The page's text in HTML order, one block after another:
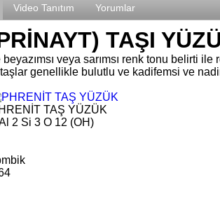
Video Tanıtım Yorumlar
TAŞI
veya sarımsı renk tonu belirti
genellikle bulutlu ve kadifemsi ve
TAŞ YÜZÜK
2 Si 3 O 12 (OH)